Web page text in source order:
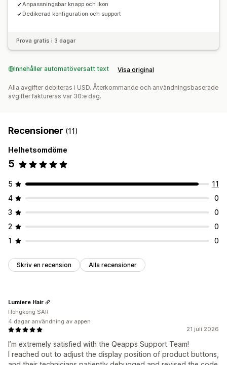
Anpassningsbar knapp och ikon
Dedikerad konfiguration och support
Prova gratis i 3 dagar
Innehåller automatöversatt text Visa original
Alla avgifter debiteras i USD. Återkommande och användningsbaserade
avgifter faktureras var 30:e dag.
Recensioner (11)
Helhetsomdöme
5
5
11
4
0
3
0
2
0
1
0
Skriv en recension Alla recensioner
21 juli 2026
I’m extremely satisfied with the Qeapps Support Team!
I reached out to adjust the display position of product buttons,
Lumiere Hair
Hongkong SAR
4 dagar användning av appen